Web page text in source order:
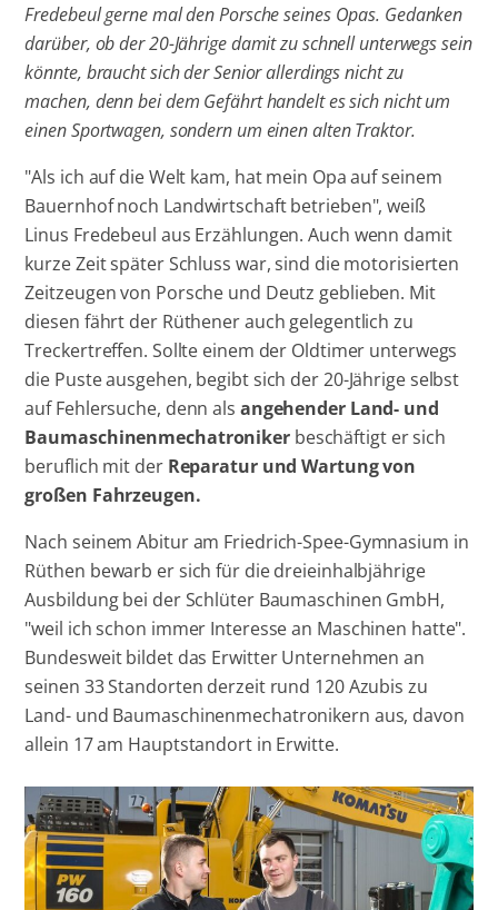
Fredebeul gerne mal den Porsche seines Opas. Gedanken
darüber, ob der 20-Jährige damit zu schnell unterwegs sein
könnte, braucht sich der Senior allerdings nicht zu
machen, denn bei dem Gefährt handelt es sich nicht um
einen Sportwagen, sondern um einen alten Traktor.
"Als ich auf die Welt kam, hat mein Opa auf seinem
Bauernhof noch Landwirtschaft betrieben", weiß
Linus Fredebeul aus Erzählungen. Auch wenn damit
kurze Zeit später Schluss war, sind die motorisierten
Zeitzeugen von Porsche und Deutz geblieben. Mit
diesen fährt der Rüthener auch gelegentlich zu
Treckertreffen. Sollte einem der Oldtimer unterwegs
die Puste ausgehen, begibt sich der 20-Jährige selbst
auf Fehlersuche, denn als angehender Land- und
Baumaschinenmechatronikerbeschäftigt er sich
beruflich mit der Reparatur und Wartung von
großen Fahrzeugen.
Nach seinem Abitur am Friedrich-Spee-Gymnasium in
Rüthen bewarb er sich für die dreieinhalbjährige
Ausbildung bei der Schlüter Baumaschinen GmbH,
"weil ich schon immer Interesse an Maschinen hatte".
Bundesweit bildet das Erwitter Unternehmen an
seinen 33 Standorten derzeit rund 120 Azubis zu
Land- und Baumaschinenmechatronikern aus, davon
allein 17 am Hauptstandort in Erwitte.